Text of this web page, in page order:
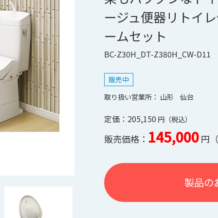
ージュ便器リトイ
ームセット
BC-Z30H_DT-Z380H_CW-D11
販売中
山形
仙台
定価：205,150
販売価格： 145,000
製品の